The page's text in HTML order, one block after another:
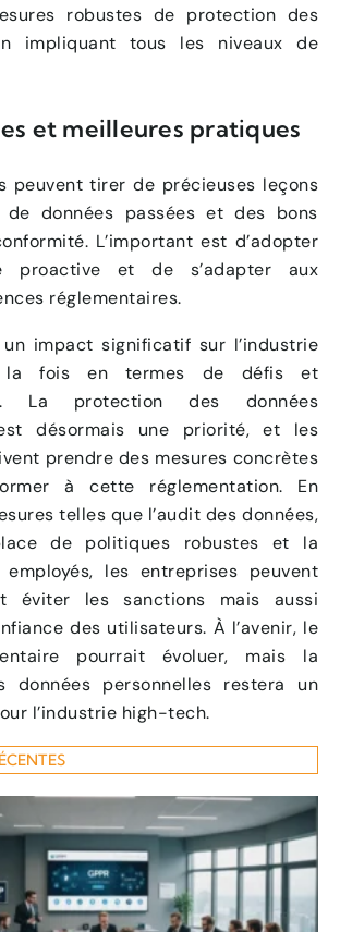
robustes de protection des
impliquant tous les niveaux de
et meilleures pratiques
peuvent tirer de précieuses leçons
de données passées et des bons
L’important est d’adopter
proactive et de s’adapter aux
réglementaires.
un impact significatif sur l’industrie
la fois en termes de défis et
La protection des données
désormais une priorité, et les
prendre des mesures concrètes
à cette réglementation. En
telles que l’audit des données,
de politiques robustes et la
les entreprises peuvent
éviter les sanctions mais aussi
des utilisateurs. À l’avenir, le
pourrait évoluer, mais la
données personnelles restera un
l’industrie high-tech.